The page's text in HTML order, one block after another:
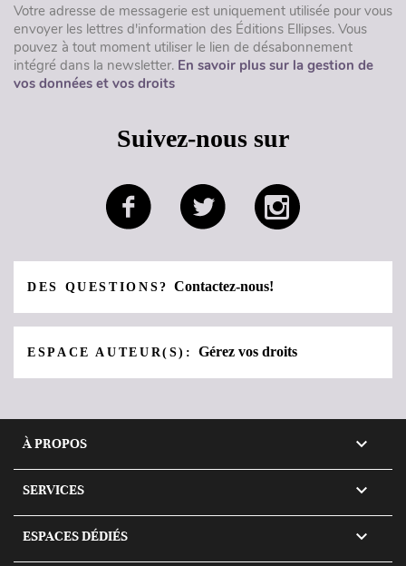
Votre adresse de messagerie est uniquement utilisée pour vous
envoyer les lettres d'information des Éditions Ellipses. Vous
pouvez à tout moment utiliser le lien de désabonnement
intégré dans la newsletter. En savoir plus sur la gestion de
vos données et vos droits
Suivez-nous sur
DES QUESTIONS?Contactez-nous!
ESPACE AUTEUR(S):Gérez vos droits
À PROPOS 
SERVICES 
ESPACES DÉDIÉS 